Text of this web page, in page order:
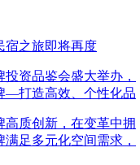
宿之旅即将再度
资品鉴会盛大举办，
—打造高效、个性化品
高质创新，在变革中拥
足多元化空间需求，